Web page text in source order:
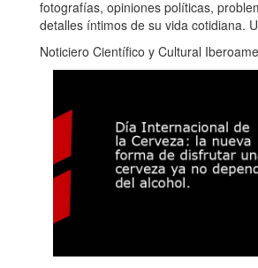
fotografías, opiniones políticas,
detalles íntimos de su vida cotidiana.
Noticiero Científico y Cultural